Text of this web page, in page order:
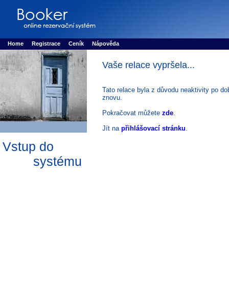
Rezervujse - Port�l pro online rezervace sportu
Home Registrace Ceník Nápověda
Vstup do
systému
Vaše relace vypršela...
Tato relace byla z důvodu neaktivity po
znovu.
Pokračovat můžete zde.
Jít na přihlášovací stránku.